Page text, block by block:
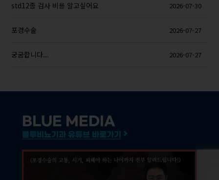
std12종 검사 비용 알고싶어요 2026-07-30
포경수술 2026-07-27
궁굼합니다... 2026-07-27
BLUE MEDIA
블루비뇨기과 유튜브 바로가기